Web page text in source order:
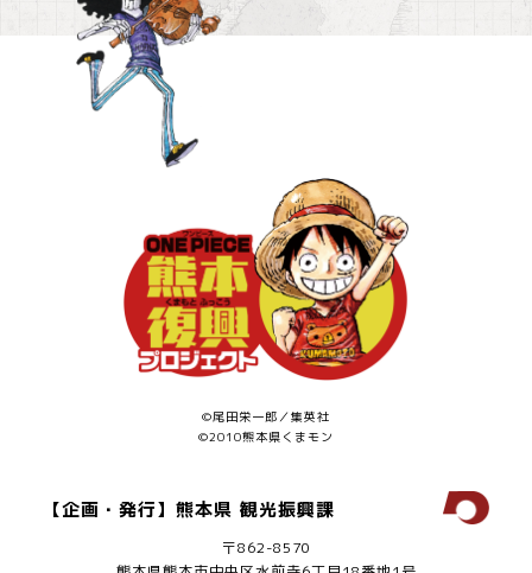
【企画・発行】熊本県 観光振興課
〒862-8570
©尾田栄一郎／集英社
©2010熊本県くまモン